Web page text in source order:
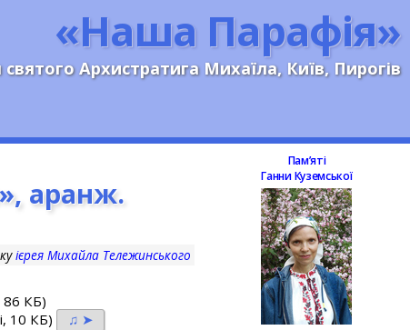
«Наша Парафія»
святого Архистратига Михаїла, Київ, Пирогів
аранж.
ієрея Михайла Тележинського
86 КБ)
10 КБ) ♫ ➤
Памʼяті
Ганни Куземської